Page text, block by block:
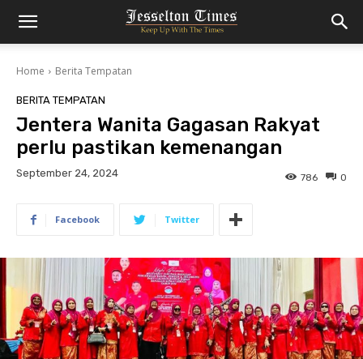
Home Berita Tempatan
BERITA TEMPATAN
Jentera Wanita Gagasan Rakyat
perlu pastikan kemenangan
September 24, 2024 0
786
Facebook Twitter